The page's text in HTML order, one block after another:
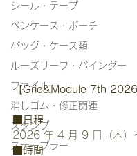
シール・テープ
ペンケース・ポーチ
バッグ・ケース類
ルーズリーフ・バインダー
ファイル
消しゴム・修正関連
スタンプ
ステープラー
【Grid&Module 7th 2026
■日程
2026 年 4 月 9 日（木）
■時間